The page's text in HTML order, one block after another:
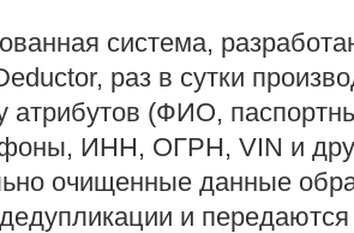
система,
раз в сутки
атрибутов (ФИО,
ИНН, ОГРН, VIN и
очищенные данные
и